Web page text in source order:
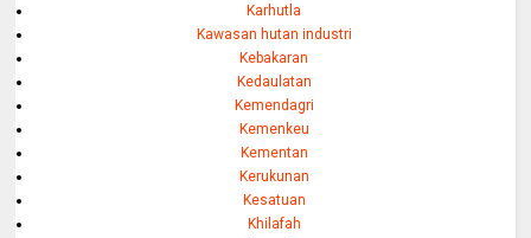
Karhutla
Kawasan hutan industri
Kebakaran
Kedaulatan
Kemendagri
Kemenkeu
Kementan
Kerukunan
Kesatuan
Khilafah